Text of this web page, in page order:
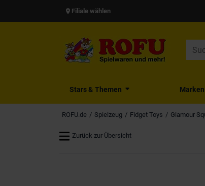
Filiale wählen
Stars & Themen Marken
ROFU.de Spielzeug Fidget Toys Glamour
Zurück zur Übersicht